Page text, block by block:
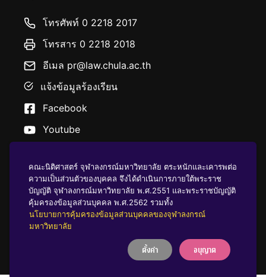
โทรศัพท์ 0 2218 2017
โทรสาร 0 2218 2018
อีเมล pr@law.chula.ac.th
แจ้งข้อมูลร้องเรียน
Facebook
Youtube
นโยบายคุ้มครองข้อมูลส่วนบุคคล
บริจาคให้ ฬ
คณะนิติศาสตร์ จุฬาลงกรณ์มหาวิทยาลัย ตระหนักและเคารพต่อ
ความเป็นส่วนตัวของบุคคล จึงได้ดำเนินการภายใต้พระราช
บัญญัติ จุฬาลงกรณ์มหาวิทยาลัย พ.ศ.2551 และพระราชบัญญัติ
คุ้มครองข้อมูลส่วนบุคคล พ.ศ.2562 รวมทั้ง
นโยบายการคุ้มครองข้อมูลส่วนบุคคลของจุฬาลงกรณ์
มหาวิทยาลัย
ตั้งค่า อนุญาต